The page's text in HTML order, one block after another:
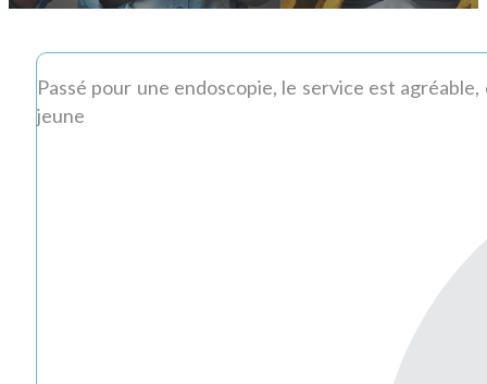
Passé pour une endoscopie, le service est
jeune